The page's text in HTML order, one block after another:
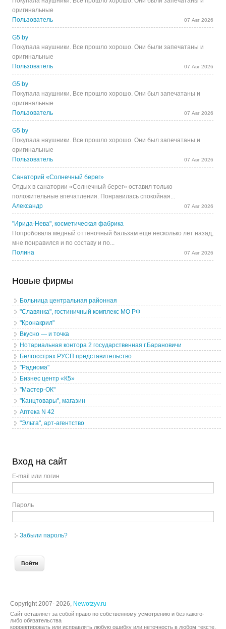
оригинальные
Пользователь
07 Авг 2026
G5 by
Покупала наушники. Все прошло хорошо. Они были запечатаны и
оригинальные
Пользователь
07 Авг 2026
G5 by
Покупала наушники. Все прошло хорошо. Они был запечатаны и
оригинальные
Пользователь
07 Авг 2026
G5 by
Покупала наушники. Все прошло хорошо. Они был запечатаны и
оригинальные
Пользователь
07 Авг 2026
Санаторий «Солнечный берег»
Отдых в санатории «Солнечный берег» оставил только
положительные впечатления. Понравилась спокойная...
Александр
07 Авг 2026
"Ирида-Нева", косметическая фабрика
Попробовала медный оттеночный бальзам еще несколько лет назад,
мне понравился и по составу и по...
Полина
07 Авг 2026
Новые фирмы
Больница центральная районная
"Славянка", гостиничный комплекс МО РФ
"Кронакрил"
Вкусно — и точка
Нотариальная контора 2 государственная г.Барановичи
Белгосстрах РУСП представительство
"Радиома"
Бизнес центр «К5»
"Мастер-ОК"
"Канцтовары", магазин
Аптека N 42
"Эльта", арт-агентство
Вход на сайт
E-mail или логин
Пароль
Забыли пароль?
Copyright 2007- 2026, Newotzyv.ru
Сайт оставляет за собой право по собственному усмотрению и без какого-
либо обязательства
корректировать или исправлять любую ошибку или неточность в любом тексте.